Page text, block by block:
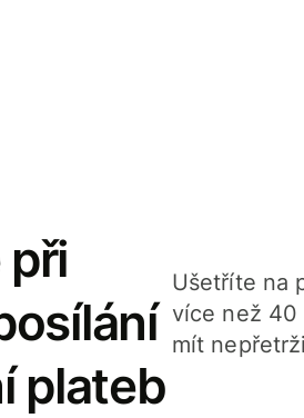
plateb
Ušetříte na
více než 40
mít